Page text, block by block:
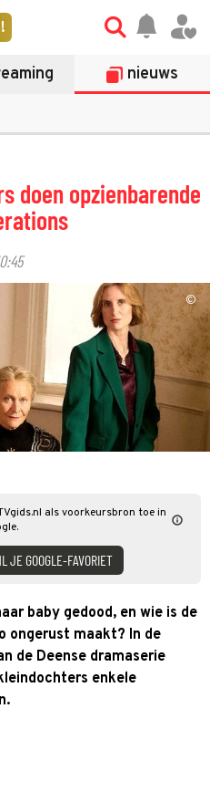
nieuws
doen opzienbarende
©
als voorkeursbron toe in
JE GOOGLE-FAVORIET
baby gedood, en wie is de
ongerust maakt? In de
de Deense dramaserie
enkele